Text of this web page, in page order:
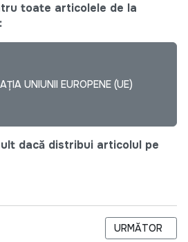
toate articolele de la
UNIUNII EUROPENE (UE)
dacă distribui articolul pe
CENTRUL INDEPENDENT DEARTICOLUL
URMĂTOR